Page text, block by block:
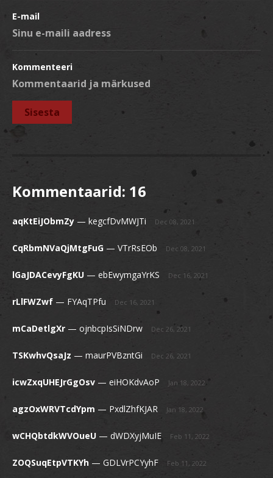
E-mail
Kommenteeri
Kommentaarid: 16
aqKtEiJObmZy — kegcfDvMWJTi Dec 08, 2021
CqRbmNVaQjMtgFuG — VTrRsEOb Dec 08, 2021
lGaJDACevyFgKU — ebEwymgaYrKS Dec 16, 2021
rLlFWZwf — FYAqTPfu Dec 16, 2021
mCaDetlgXr — ojnbcpIsSiNDrw Dec 26, 2021
TSKwhvQsaJz — maurPVBzntGi Dec 26, 2021
icwZxqUHEJrGgOsv — eiHOKdvAoP Jan 18, 2022
agzOxWRVTcdYpm — PxdlZhfKJAR Jan 18, 2022
wCHQbtdkWVOueU — dWDXyjMuIE Feb 11, 2022
ZOQSuqEtpVTKYh — GDLVrPCYyhF Feb 11, 2022